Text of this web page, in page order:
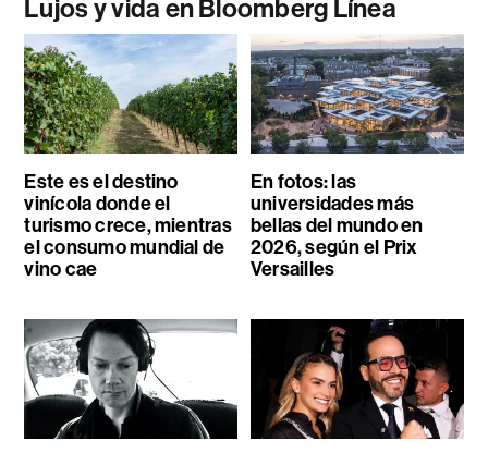
Lujos y vida en Bloomberg Línea
Este es el destino
vinícola donde el
turismo crece, mientras
el consumo mundial de
vino cae
En fotos: las
universidades más
bellas del mundo en
2026, según el Prix
Versailles